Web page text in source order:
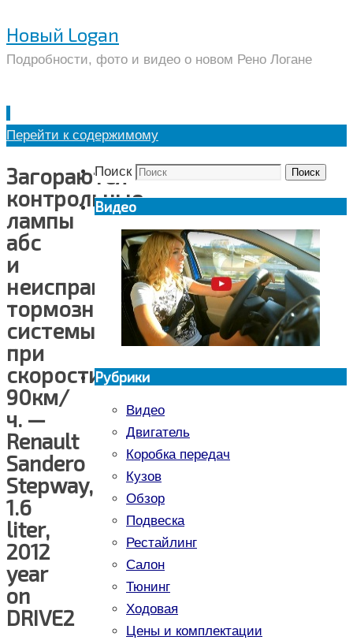
Новый Logan
Подробности, фото и видео о новом Рено Логане
Перейти к содержимому
Загораются
контрольные
лампы
абс
и
неисправность
тормозной
системы
при
скорости
90км/
ч. —
Renault
Sandero
Stepway,
1.6
liter,
2012
year
on
DRIVE2
Поиск Поиск
Видео
Рубрики
Видео
Двигатель
Коробка передач
Кузов
Обзор
Подвеска
Рестайлинг
Салон
Тюнинг
Ходовая
Цены и комплектации